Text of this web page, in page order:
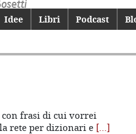
Idee Libri Podcast
con frasi di cui vorrei
rete per dizionari e […]